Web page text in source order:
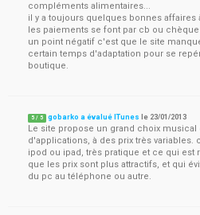
compléments alimentaires...
il y a toujours quelques bonnes affaires
les paiements se font par cb ou
un point négatif c'est que le site
certain temps d'adaptation pour se
boutique.
5 / 5 gobarko a évalué ITunes le 23/01/2013
Le site propose un grand choix musical
d'applications, à des prix très
ipod ou ipad, très pratique et ce qui est
que les prix sont plus attractifs, et qui
du pc au téléphone ou autre.